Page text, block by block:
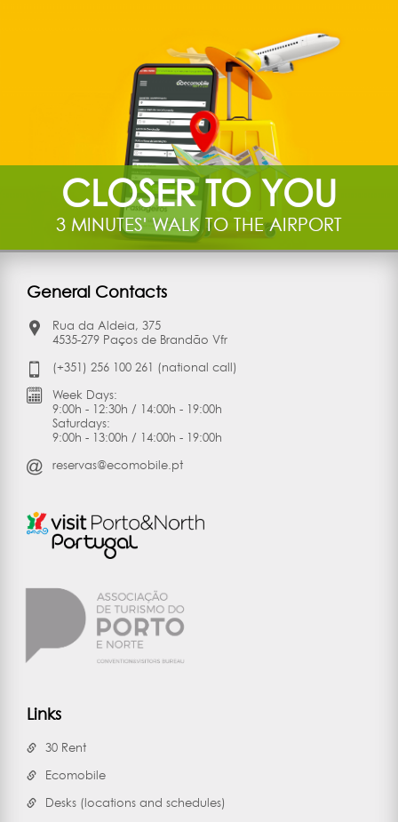
CLOSER TO YOU
3 MINUTES' WALK TO THE AIRPORT
General Contacts
Rua da Aldeia, 375
4535-279 Paços de Brandão Vfr
(+351) 256 100 261 (national call)
Week Days:
9:00h - 12:30h / 14:00h - 19:00h
Saturdays:
9:00h - 13:00h / 14:00h - 19:00h
reservas@ecomobile.pt
Links
30 Rent
Ecomobile
Desks (locations and schedules)